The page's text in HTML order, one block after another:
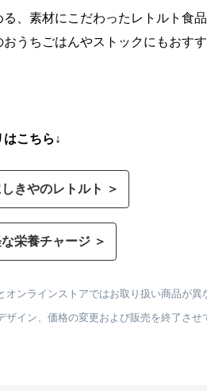
、素材にこだわったレトルト食
うちごはんやストックにもおす
こちら↓
きやのレトルト ＞
栄養チャージ ＞
ンラインストアではお取り扱い商品が
イン、価格の変更および販売を終了させ